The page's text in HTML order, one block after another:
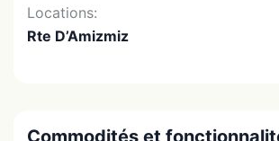
Locations:
Rte D’Amizmiz
Commodités et